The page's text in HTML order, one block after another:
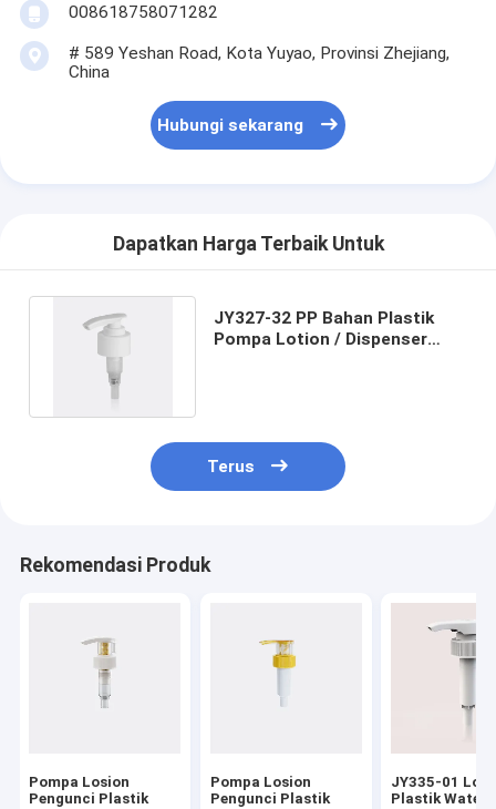
008618758071282
# 589 Yeshan Road, Kota Yuyao, Provinsi Zhejiang,
China
Hubungi sekarang
Dapatkan Harga Terbaik Untuk
JY327-32 PP Bahan Plastik
Pompa Lotion / Dispenser
Terus
Rekomendasi Produk
Pompa Losion
Pengunci Plastik
Pompa Losion
Pengunci Plastik
JY335-01
Plastik